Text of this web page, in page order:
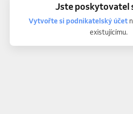
Jste poskytovatel
Vytvořte si podnikatelský účet
existujícímu.